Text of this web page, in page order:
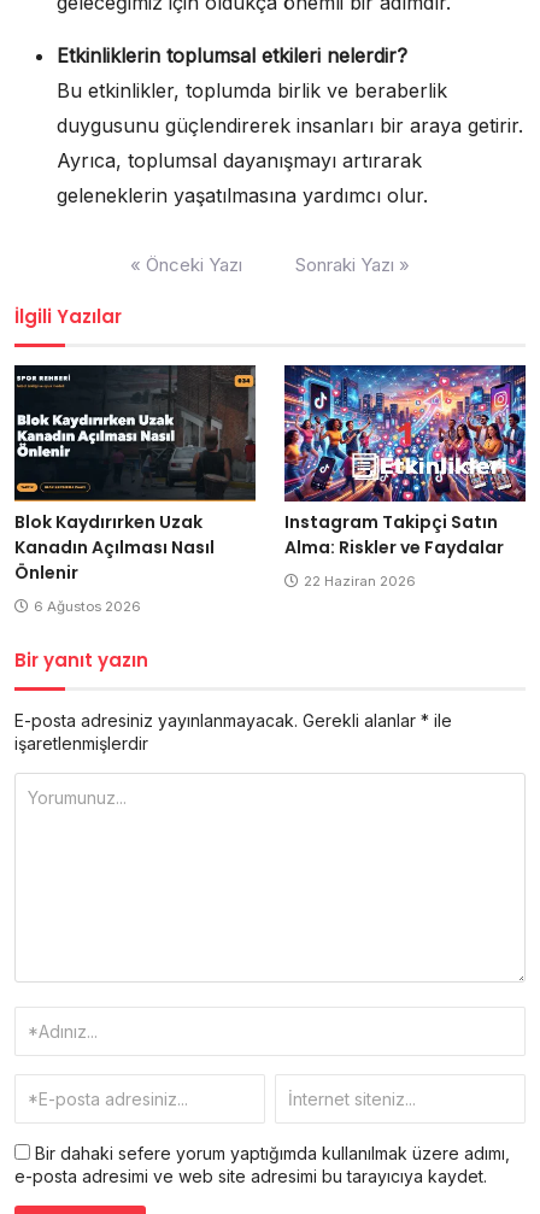
Etkinliklerin toplumsal etkileri nelerdir?
Bu etkinlikler, toplumda birlik ve beraberlik
duygusunu güçlendirerek insanları bir araya getirir.
Ayrıca, toplumsal dayanışmayı artırarak
geleneklerin yaşatılmasına yardımcı olur.
« Önceki Yazı Sonraki Yazı »
İlgili Yazılar
Blok Kaydırırken Uzak
Kanadın Açılması Nasıl
Önlenir
6 Ağustos 2026
Instagram Takipçi Satın
Alma: Riskler ve Faydalar
22 Haziran 2026
Bir yanıt yazın
E-posta adresiniz yayınlanmayacak. Gerekli alanlar * ile
işaretlenmişlerdir
Bir dahaki sefere yorum yaptığımda kullanılmak üzere adımı,
e-posta adresimi ve web site adresimi bu tarayıcıya kaydet.